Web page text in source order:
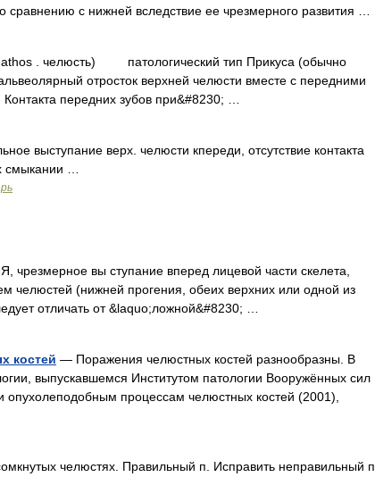
сравнению с нижней вследствие ее чрезмерного развития …
. челюсть) патологический тип Прикуса (обычно
отросток верхней челюсти вместе с передними
передних зубов при&#8230; …
выступание верх. челюсти кпереди, отсутствие контакта
смыкании …
вы ступание вперед лицевой части скелета,
челюстей (нижней прогения, обеих верхних или одной из
отличать от &laquo;ложной&#8230; …
костей — Поражения челюстных костей разнообразны. В
выпускавшемся Институтом патологии Вооружённых сил
процессам челюстных костей (2001),
челюстях. Правильный п. Исправить неправильный п.